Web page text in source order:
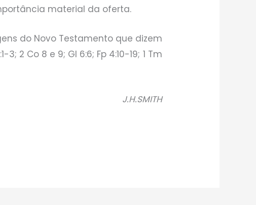
material da oferta.
do Novo Testamento que dizem
2 Co 8 e 9; Gl 6:6; Fp 4:10-19; 1 Tm
J.H.SMITH